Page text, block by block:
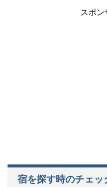
スポン
宿を探す時のチェッ